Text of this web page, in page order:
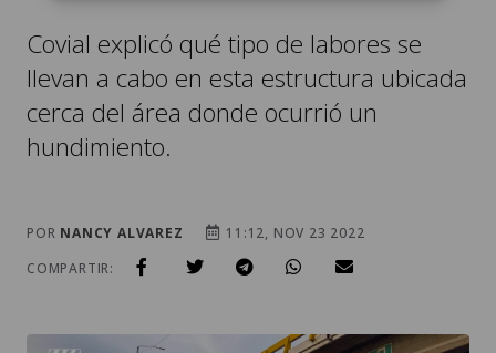
Covial explicó qué tipo de labores se
llevan a cabo en esta estructura ubicada
cerca del área donde ocurrió un
hundimiento.
POR NANCY ALVAREZ
11:12, NOV 23 2022
COMPARTIR: